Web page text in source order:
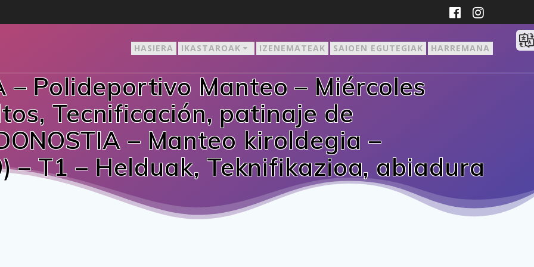
HASIERA IKASTAROAK IZENEMATEAK SAIOEN EGUTEGIAK HARREMANA
– Polideportivo Manteo – Miércoles
Tecnificación, patinaje de
– Manteo kiroldegia –
– T1 – Helduak, Teknifikazioa, abiadura